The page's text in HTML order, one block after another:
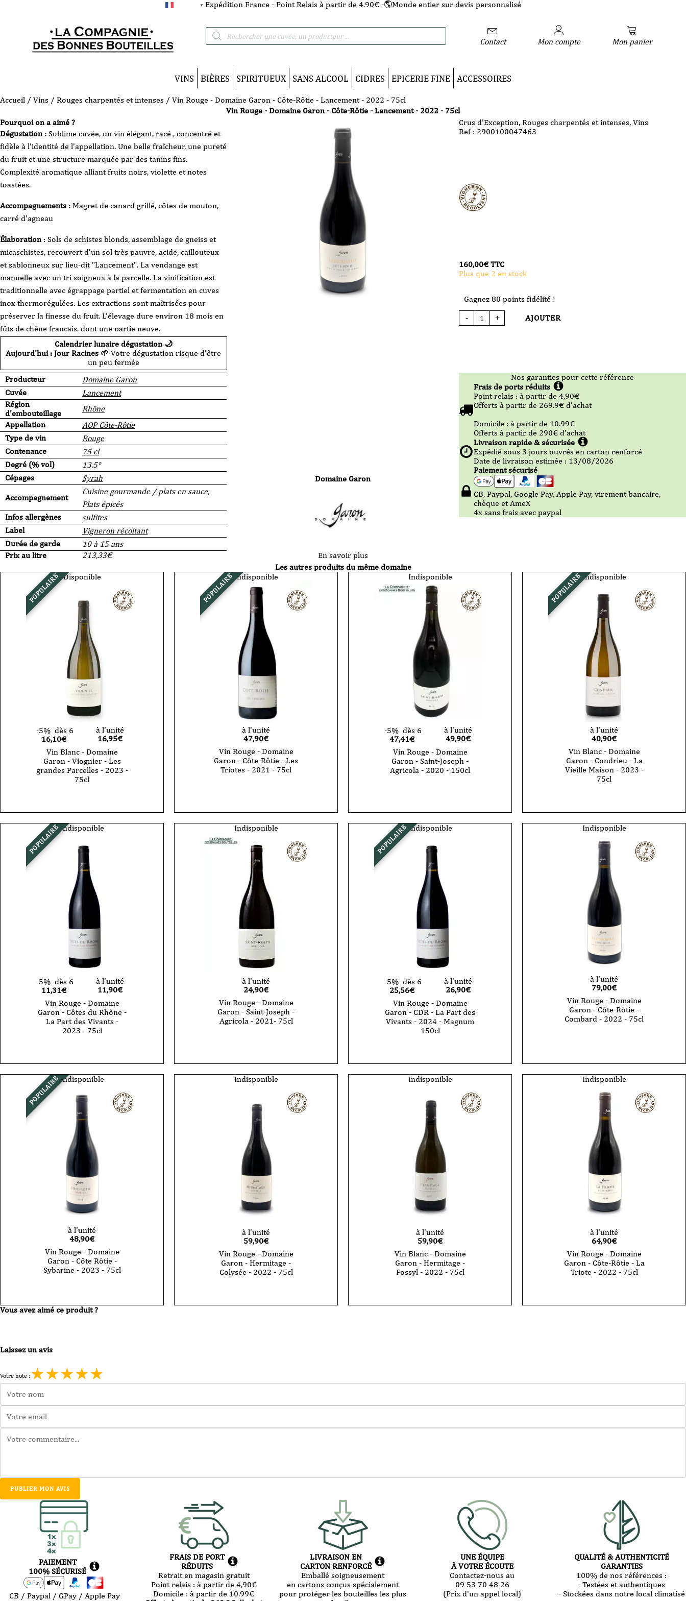
▼ Expédition France - Point Relais à partir de 4.90€ -🌎Monde entier sur devis personnalisé
Recherche
de
Contact Mon compte Mon panier
VINS BIÈRES SPIRITUEUX SANS ALCOOL CIDRES EPICERIE FINE ACCESSOIRES
Accueil / Vins / Rouges charpentés et intenses / Vin Rouge - Domaine Garon - Côte-Rôtie - Lancement - 2022 - 75cl
Vin Rouge - Domaine Garon - Côte-Rôtie - Lancement - 2022 - 75cl
Pourquoi on a aimé ?
Dégustation : Sublime cuvée, un vin élégant, racé , concentré et
fidèle à l’identité de l’appellation. Une belle fraîcheur, une pureté
du fruit et une structure marquée par des tanins fins.
Complexité aromatique alliant fruits noirs, violette et notes
toastées.
Accompagnements : Magret de canard grillé, côtes de mouton,
carré d'agneau
Élaboration : Sols de schistes blonds, assemblage de gneiss et
micaschistes, recouvert d’un sol très pauvre, acide, caillouteux
et sablonneux sur lieu-dit "Lancement". La vendange est
manuelle avec un tri soigneux à la parcelle. La vinification est
traditionnelle avec égrappage partiel et fermentation en cuves
inox thermorégulées. Les extractions sont maîtrisées pour
préserver la finesse du fruit. L’élevage dure environ 18 mois en
fûts de chêne français, dont une partie neuve.
Calendrier lunaire dégustation 🌙
Aujourd'hui : Jour Racines 🌱 Votre dégustation risque d’être
un peu fermée
Producteur
Domaine Garon
Cuvée
Lancement
Région
d'embouteillage
Rhône
Appellation
AOP Côte-Rôtie
Type de vin
Rouge
Contenance
75 cl
Degré (% vol)
13.5°
Cépages
Syrah
Accompagnement
Cuisine gourmande / plats en sauce,
Plats épicés
Infos allergènes
sulfites
Label
Vigneron récoltant
Durée de garde
10 à 15 ans
Prix au litre
213,33€
Crus d'Exception, Rouges charpentés et intenses,Vins
Ref : 2900100047463
160,00€ TTC
Plus que 2 en stock
Gagnez 80 points fidélité !
-
quantité
de
Rôtie
Lancement
-
2022
-
75cl
+ AJOUTER
Nos garanties pour cette référence
Frais de ports réduits
Point relais :à partir de 4,90€
Offerts à partir de 269.9€ d’achat
Domicile :à partir de 10.99€
Offerts à partir de 290€ d’achat
Livraison rapide & sécurisée
Expédié sous 3 jours ouvrés en carton renforcé
Date de livraison estimée : 13/08/2026
Paiement sécurisé
CB, Paypal, Google Pay, Apple Pay, virement bancaire,
chèque et AmeX
4x sans frais avec paypal
Domaine Garon
En savoir plus
Les autres produits du même domaine
POPULAIRE Disponible
-5% dès 6
16,10€
à l'unité
16,95€
Vin Blanc - Domaine
Garon - Viognier - Les
grandes Parcelles - 2023 -
75cl
POPULAIRE Indisponible
à l'unité
47,90€
Vin Rouge - Domaine
Garon - Côte-Rôtie - Les
Triotes - 2021 - 75cl
Indisponible
-5% dès 6
47,41€
à l'unité
49,90€
Vin Rouge - Domaine
Garon - Saint-Joseph -
Agricola - 2020 - 150cl
POPULAIRE Indisponible
à l'unité
40,90€
Vin Blanc - Domaine
Garon - Condrieu - La
Vieille Maison - 2023 -
75cl
POPULAIRE Indisponible
-5% dès 6
11,31€
à l'unité
11,90€
Vin Rouge - Domaine
Garon - Côtes du Rhône -
La Part des Vivants -
2023 - 75cl
Indisponible
à l'unité
24,90€
Vin Rouge - Domaine
Garon - Saint-Joseph -
Agricola - 2021- 75cl
POPULAIRE Indisponible
-5% dès 6
25,56€
à l'unité
26,90€
Vin Rouge - Domaine
Garon - CDR - La Part des
Vivants - 2024 - Magnum
150cl
Indisponible
à l'unité
79,00€
Vin Rouge - Domaine
Garon - Côte-Rôtie -
Combard - 2022 - 75cl
POPULAIRE Indisponible
à l'unité
48,90€
Vin Rouge - Domaine
Garon - Côte Rôtie -
Sybarine - 2023 - 75cl
Indisponible
à l'unité
59,90€
Vin Rouge - Domaine
Garon - Hermitage -
Colysée - 2022 - 75cl
Indisponible
à l'unité
59,90€
Vin Blanc - Domaine
Garon - Hermitage -
Fossyl - 2022 - 75cl
Indisponible
à l'unité
64,90€
Vin Rouge - Domaine
Garon - Côte-Rôtie - La
Triote - 2022 - 75cl
Vous avez aimé ce produit ?
Laissez un avis
Votre note :★★★★★
PUBLIER MON AVIS
PAIEMENT
100% SÉCURISÉ
CB / Paypal / GPay / Apple Pay
FRAIS DE PORT
RÉDUITS
Retrait en magasin gratuit
Point relais : à partir de 4,90€
Domicile :à partir de 10.99€
LIVRAISON EN
CARTON RENFORCÉ
Emballé soigneusement
en cartons conçus spécialement
pour protéger les bouteilles les plus
UNE ÉQUIPE
À VOTRE ÉCOUTE
Contactez-nous au
09 53 70 48 26
(Prix d'un appel local)
QUALITÉ & AUTHENTICITÉ
GARANTIES
100% de nos références :
- Testées et authentiques
- Stockées dans notre local climatisé